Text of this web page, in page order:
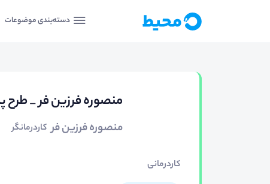
دسته‌بندی موضوعات
منصوره فرزین فر _ طرح
منصوره فرزین فر کاردرمانگر
کاردرمانی